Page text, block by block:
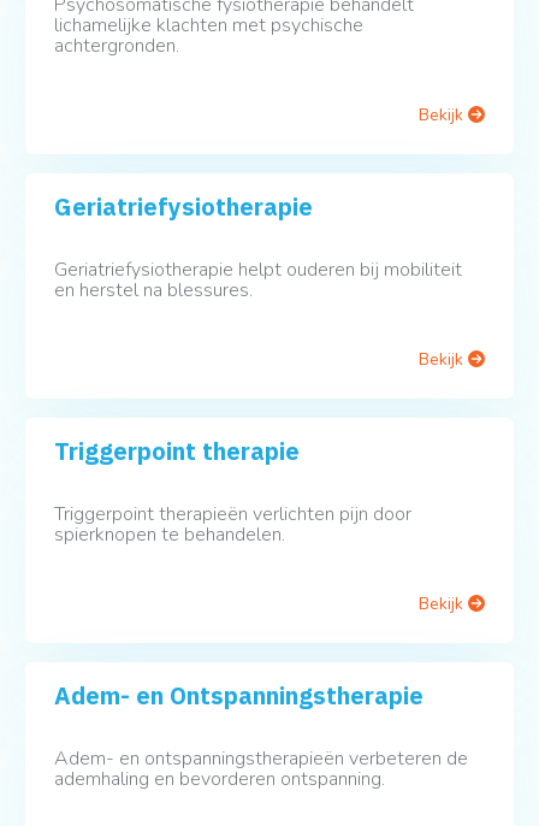
Psychosomatische fysiotherapie behandelt
lichamelijke klachten met psychische
achtergronden.
Bekijk
Geriatriefysiotherapie
Geriatriefysiotherapie helpt ouderen bij mobiliteit
en herstel na blessures.
Bekijk
Triggerpoint therapie
Triggerpoint therapieën verlichten pijn door
spierknopen te behandelen.
Bekijk
Adem- en Ontspanningstherapie
Adem- en ontspanningstherapieën verbeteren de
ademhaling en bevorderen ontspanning.